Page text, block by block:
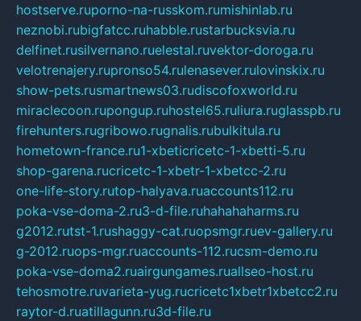
hostserve.ruporno-na-russkom.rumishinlab.ru
neznobi.rubigfatcc.ruhabble.rustarbucksvia.ru
delfinet.rusilvernano.ruelestal.ruvektor-doroga.ru
velotrenajery.rupronso54.rulenasever.rulovinskix.ru
show-pets.rusmartnews03.rudiscofoxworld.ru
miraclecoon.rupongup.ruhostel65.ruliura.ruglasspb.ru
firehunters.rugribowo.rugnalis.rubulkitula.ru
hometown-france.ru1-xbeticricetc-1-xbetti-5.ru
shop-garena.rucricetc-1-xbetr-1-xbetcc-2.ru
one-life-story.rutop-halyava.ruaccounts112.ru
poka-vse-doma-2.ru3-d-file.ruhahahaharms.ru
g2012.rutst-1.rushaggy-cat.ruopsmgr.ruev-gallery.ru
g-2012.ruops-mgr.ruaccounts-112.rucsm-demo.ru
poka-vse-doma2.ruairgungames.ruallseo-host.ru
tehosmotre.ruvarieta-yug.rucricetc1xbetr1xbetcc2.ru
raytor-d.ruatillagunn.ru3d-file.ru